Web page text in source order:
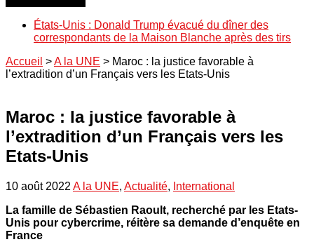
États-Unis : Donald Trump évacué du dîner des
correspondants de la Maison Blanche après des tirs
Accueil >A la UNE > Maroc : la justice favorable à
l’extradition d’un Français vers les Etats-Unis
Maroc : la justice favorable à
l’extradition d’un Français vers les
Etats-Unis
10 août 2022 A la UNE, Actualité, International
La famille de Sébastien Raoult, recherché par les Etats­
Unis pour cybercrime, réitère sa demande d’enquête en
France